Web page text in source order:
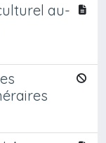
au-